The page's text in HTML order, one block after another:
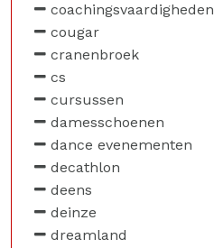
coachingsvaardigheden
cougar
cranenbroek
cs
cursussen
damesschoenen
dance evenementen
decathlon
deens
deinze
dreamland